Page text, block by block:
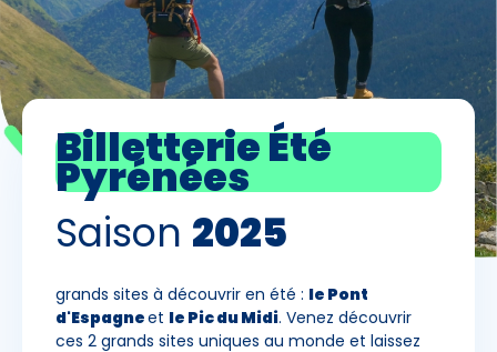
Skieurs
Adultes - +
Enfants
- de 17 ans -
Etudiants -
Avec assurance ?
?
Billetterie Été
Pyrénées
Saison 2025
grands sites à découvrir en été : le Pont
d'Espagneet le Pic du Midi. Venez découvrir
ces 2 grands sites uniques au monde et laissez